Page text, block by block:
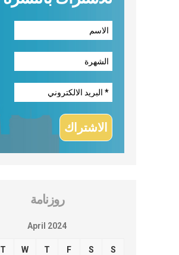
روزنامة
April 2024
T W T F S S